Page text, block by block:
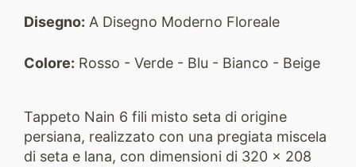
Disegno: A Disegno Moderno Floreale
Colore: Rosso - Verde - Blu - Bianco - Beige
Tappeto Nain 6 fili misto seta di origine
persiana, realizzato con una pregiata miscela
di seta e lana, con dimensioni di 320 x 208